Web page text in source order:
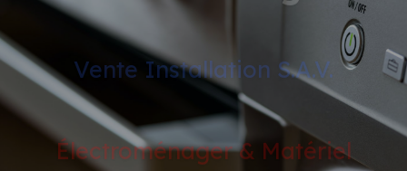
Vente Installation S.A.V.
Électroménager & Matériel
professionnel